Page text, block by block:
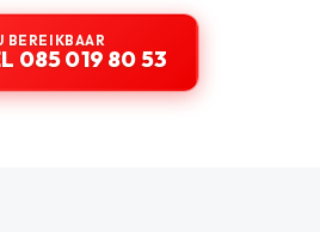
BEREIKBAAR
085 019 80 53